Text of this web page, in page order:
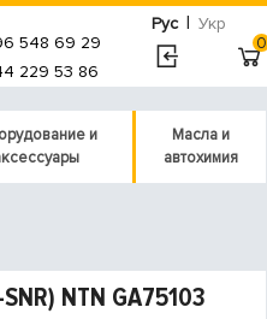
Рус | Укр
548 69 29
229 53 86
0
и
Масла и
автохимия
NTN GA75103